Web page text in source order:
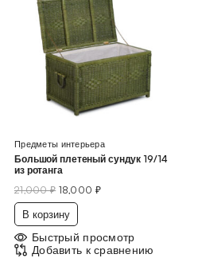
Предметы интерьера
Большой плетеный сундук 19/14
из ротанга
21,000₽ 18,000 ₽
В корзину
Быстрый просмотр
Добавить к сравнению